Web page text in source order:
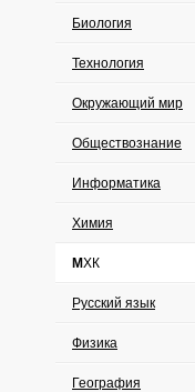
Биология
Технология
Окружающий мир
Обществознание
Информатика
Химия
МХК
Русский язык
Физика
География